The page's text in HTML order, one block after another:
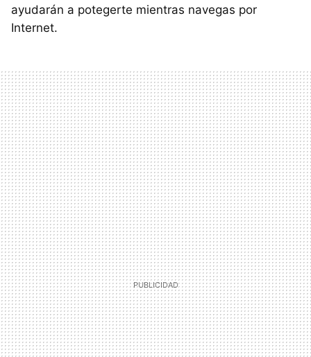
ayudarán a potegerte mientras navegas por
Internet.